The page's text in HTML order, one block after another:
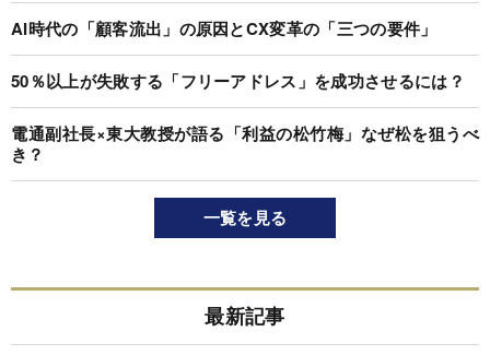
AI時代の「顧客流出」の原因とCX変革の「三つの要件」
50％以上が失敗する「フリーアドレス」を成功させるには？
電通副社長×東大教授が語る「利益の松竹梅」なぜ松を狙うべ
き？
一覧を見る
最新記事